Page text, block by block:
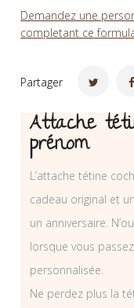
Demandez une
completant ce
Partager
Attache
prénom
L’attache tétine
cadeau original et
un anniversaire.
lorsque vous
personnalisée.
Ne perdez plus la